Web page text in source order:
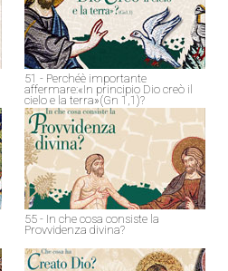
51 - Perchéè importante
affermare:«In principio Dio creò il
cielo e la terra»(Gn 1,1)?
55 - In che cosa consiste la
Provvidenza divina?